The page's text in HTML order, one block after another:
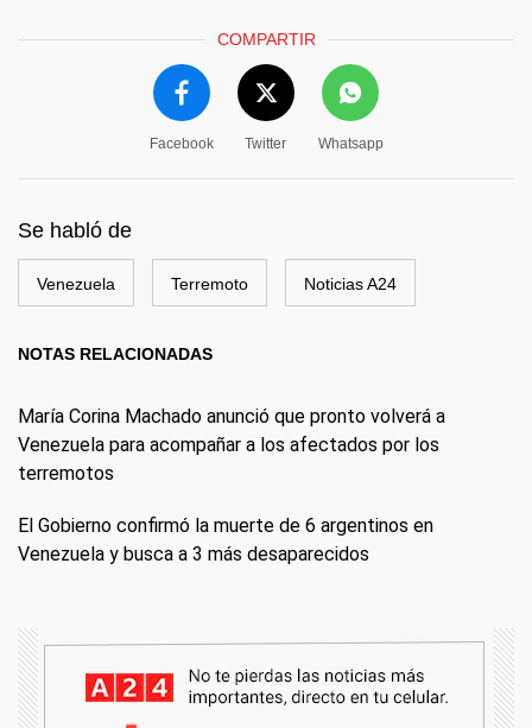
COMPARTIR
Facebook Twitter Whatsapp
Se habló de
Venezuela Terremoto Noticias A24
NOTAS RELACIONADAS
María Corina Machado anunció que pronto volverá a
Venezuela para acompañar a los afectados por los
terremotos
El Gobierno confirmó la muerte de 6 argentinos en
Venezuela y busca a 3 más desaparecidos